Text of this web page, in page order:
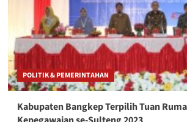
Perangkat
Daerah
POLITIK & PEMERINTAHAN
Kabupaten Bangkep Terpilih Tuan